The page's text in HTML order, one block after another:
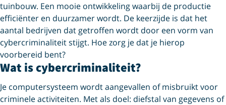
tuinbouw. Een mooie ontwikkeling waarbij de productie
efficiënter en duurzamer wordt. De keerzijde is dat het
aantal bedrijven dat getroffen wordt door een vorm van
cybercriminaliteit stijgt. Hoe zorg je dat je hierop
voorbereid bent?
Wat is cybercriminaliteit?
Je computersysteem wordt aangevallen of misbruikt voor
criminele activiteiten. Met als doel: diefstal van gegevens of